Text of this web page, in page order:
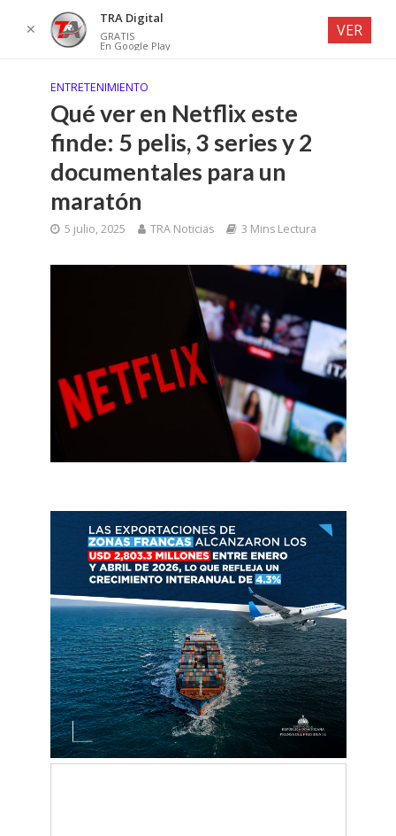
ENTRETENIMIENTO
Qué ver en Netflix este
finde: 5 pelis, 3 series y 2
documentales para un
maratón
5 julio, 2025 TRA Noticias 3 Mins Lectura
✕
TRA Digital
GRATIS
En Google Play
VER